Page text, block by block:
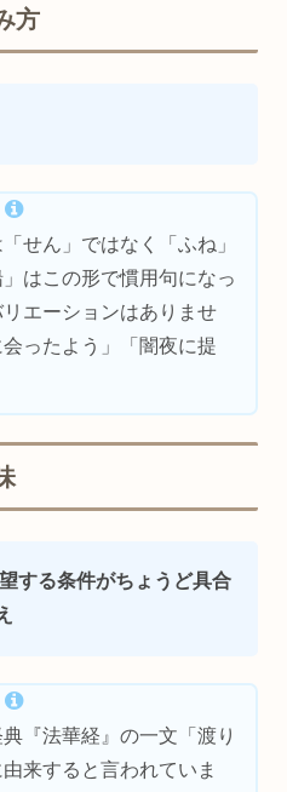
方
せん」ではなく「ふね」
はこの形で慣用句になっ
エーションはありませ
ったよう」「闇夜に提
する条件がちょうど具合
『法華経』の一文「渡り
来すると言われていま